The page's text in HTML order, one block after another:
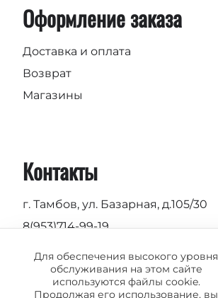
Оформление заказа
Доставка и оплата
Возврат
Магазины
Контакты
г. Тамбов, ул. Базарная, д.105/30
8(953)714-99-19
info@vermond.ru
Для обеспечения высокого уровня
обслуживания на этом сайте
используются файлы cookie.
Продолжая его использование, вы